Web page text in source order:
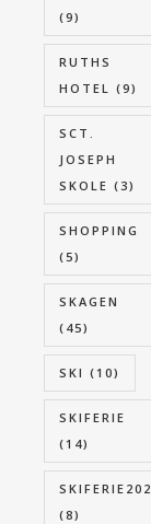
(9)
RUTHS
HOTEL (9)
SCT.
JOSEPH
SKOLE (3)
SHOPPING
(5)
SKAGEN
(45)
SKI (10)
SKIFERIE
(14)
(8)